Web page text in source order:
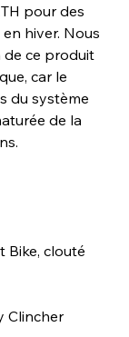
pour des
hiver. Nous
de ce produit
car le
du système
de la
Bike, clouté
Clincher